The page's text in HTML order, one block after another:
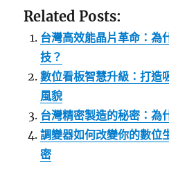
Related Posts:
台灣高效能晶片革命：為
技？
數位看板智慧升級：打造
風貌
台灣精密製造的秘密：為
調變器如何改變你的數位
密